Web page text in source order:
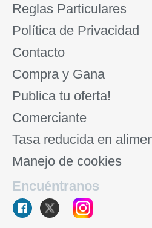
Reglas Particulares
Política de Privacidad
Contacto
Compra y Gana
Publica tu oferta!
Comerciante
Tasa reducida en
Manejo de cookies
Encuéntranos